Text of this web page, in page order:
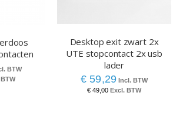
Desktop exit zwart 2x
UTE stopcontact 2x usb
lader
€ 59,29
€ 49,00